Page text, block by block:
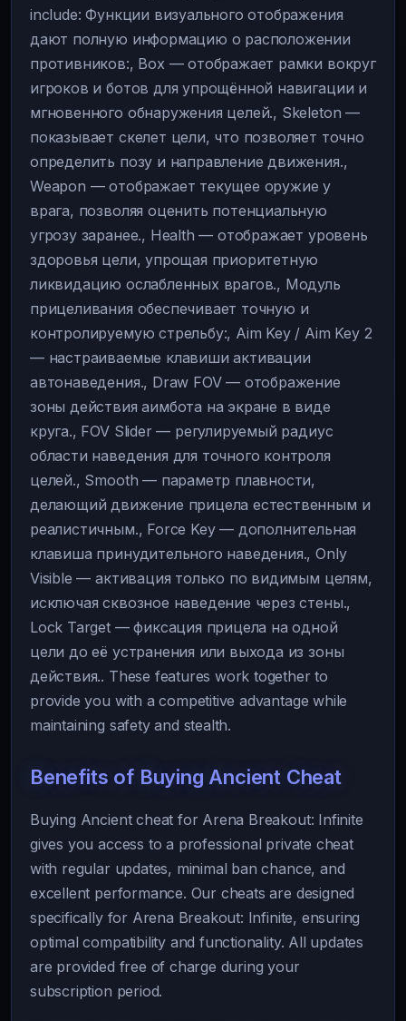
include: Функции визуального отображения
дают полную информацию о расположении
противников:, Box — отображает рамки вокруг
игроков и ботов для упрощённой навигации и
мгновенного обнаружения целей., Skeleton —
показывает скелет цели, что позволяет точно
определить позу и направление движения.,
Weapon — отображает текущее оружие у
врага, позволяя оценить потенциальную
угрозу заранее., Health — отображает уровень
здоровья цели, упрощая приоритетную
ликвидацию ослабленных врагов., Модуль
прицеливания обеспечивает точную и
контролируемую стрельбу:, Aim Key / Aim Key 2
— настраиваемые клавиши активации
автонаведения., Draw FOV — отображение
зоны действия аимбота на экране в виде
круга., FOV Slider — регулируемый радиус
области наведения для точного контроля
целей., Smooth — параметр плавности,
делающий движение прицела естественным и
реалистичным., Force Key — дополнительная
клавиша принудительного наведения., Only
Visible — активация только по видимым целям,
исключая сквозное наведение через стены.,
Lock Target — фиксация прицела на одной
цели до её устранения или выхода из зоны
действия.. These features work together to
provide you with a competitive advantage while
maintaining safety and stealth.
Benefits of Buying Ancient Cheat
Buying Ancient cheat for Arena Breakout: Infinite
gives you access to a professional private cheat
with regular updates, minimal ban chance, and
excellent performance. Our cheats are designed
specifically for Arena Breakout: Infinite, ensuring
optimal compatibility and functionality. All updates
are provided free of charge during your
subscription period.